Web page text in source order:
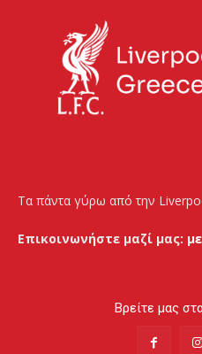
Τα πάντα γύρω από την
Επικοινωνήστε μαζί μας:
Βρείτε μας